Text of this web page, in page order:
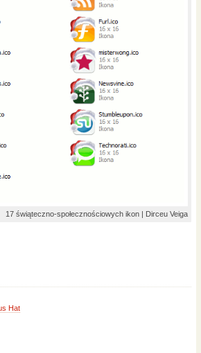
17 świąteczno-społecznościowych ikon | Dirceu Veiga
Hat